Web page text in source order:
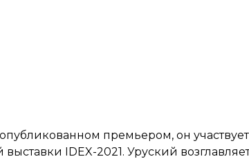
опубликованном премьером, он
IDEX-2021. Уруский